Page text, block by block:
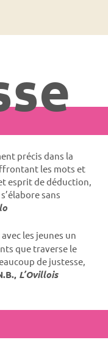
précis dans la
les mots et
esprit de déduction,
sans
les jeunes un
que traverse le
de justesse,
L’Ovillois